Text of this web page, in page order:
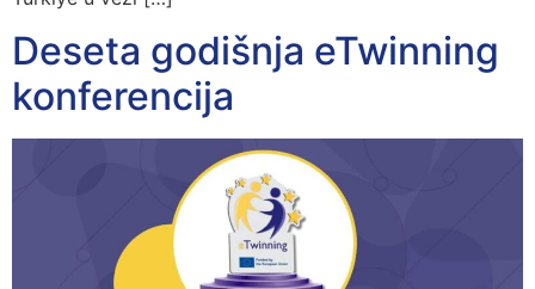
Deseta godišnja eTwinning
konferencija